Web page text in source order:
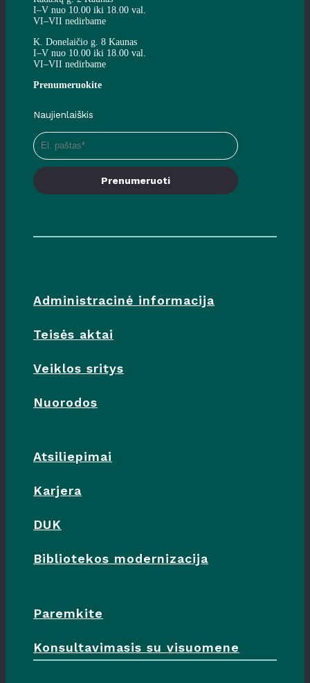
I–V nuo 10.00 iki 18.00 val.
VI–VII nedirbame
K. Donelaičio g. 8 Kaunas
I–V nuo 10.00 iki 18.00 val.
VI–VII nedirbame
Prenumeruokite
Naujienlaiškis
Prenumeruoti
Administracinė informacija
Teisės aktai
Veiklos sritys
Nuorodos
Atsiliepimai
Karjera
DUK
Bibliotekos modernizacija
Paremkite
Konsultavimasis su visuomene